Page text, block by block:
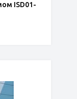
ISD01-